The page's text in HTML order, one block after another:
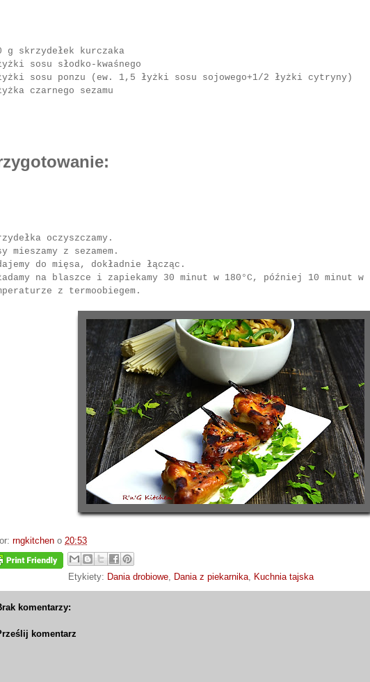
g skrzydełek kurczaka
sosu słodko-kwaśnego
sosu ponzu (ew. 1,5 łyżki sosu sojowego+1/2 łyżki cytryny)
czarnego sezamu
oczyszczamy.
mieszamy z sezamem.
do mięsa, dokładnie łącząc.
na blaszce i zapiekamy 30 minut w 180°C , później 10 minut w
z termoobiegem.
rngkitchen o 20:53
Etykiety: Dania drobiowe, Dania z piekarnika, Kuchnia tajska
komentarzy:
komentarz